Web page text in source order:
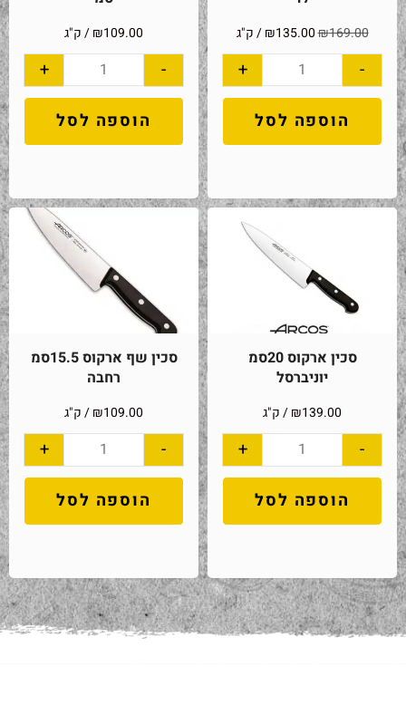
₪169.00
₪135.00 / ק"ג
-
+
הוספה לסל
₪109.00 / ק"ג
-
+
הוספה לסל
סכין ארקוס 20סמ
יוניברסל
₪139.00 / ק"ג
-
+
הוספה לסל
סכין שף ארקוס 15.5סמ
רחבה
₪109.00 / ק"ג
-
+
הוספה לסל